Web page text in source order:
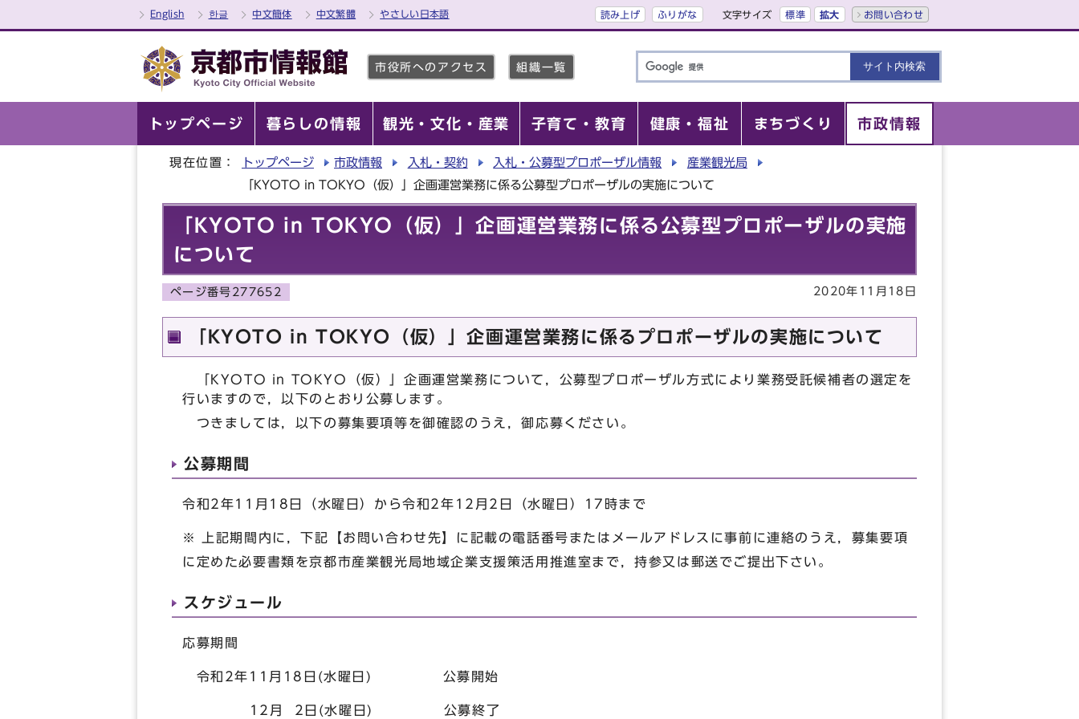
English 한글 中文簡体 中文繁體 やさしい日本語 読み上げ ふりがな 文字サイズ 標準 拡大 お問い合わせ
市役所へのアクセス 組織一覧
トップページ 暮らしの情報 観光・文化・産業 子育て・教育 健康・福祉 まちづくり 市政情報
現在位置： トップページ 市政情報 入札・契約 入札・公募型プロポーザル情報
産業観光局
「KYOTO in TOKYO（仮）」企画運営業務に係る公募型プロポーザルの実施について
「KYOTO in TOKYO（仮）」企画運営業務に係る公募型プロポーザルの実施
について
ページ番号277652 2020年11月18日
「KYOTO in TOKYO（仮）」企画運営業務に係るプロポーザルの実施について
「KYOTO in TOKYO（仮）」企画運営業務について，公募型プロポーザル方式により業務受託候補者の選定を
行いますので，以下のとおり公募します。
つきましては，以下の募集要項等を御確認のうえ，御応募ください。
公募期間
令和2年11月18日（水曜日）から令和2年12月2日（水曜日）17時まで
※ 上記期間内に，下記【お問い合わせ先】に記載の電話番号またはメールアドレスに事前に連絡のうえ，募集要項
に定めた必要書類を京都市産業観光局地域企業支援策活用推進室まで，持参又は郵送でご提出下さい。
スケジュール
応募期間
令和2年11月18日(水曜日) 公募開始
12月 2日(水曜日) 公募終了